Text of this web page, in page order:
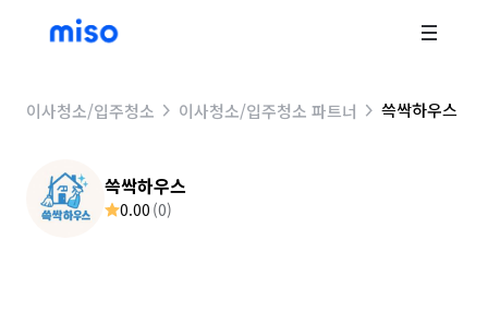
이사청소/입주청소 이사청소/입주청소 파트너 쓱싹하우스
쓱싹하우스
0.00 (0)